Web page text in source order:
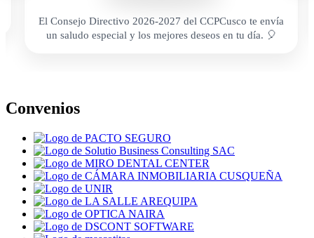
El Consejo Directivo 2026-2027 del CCPCusco te envía
un saludo especial y los mejores deseos en tu día. 🎈
Convenios